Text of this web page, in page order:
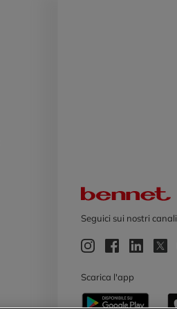
Seguici sui nostri canali
Scarica l'app